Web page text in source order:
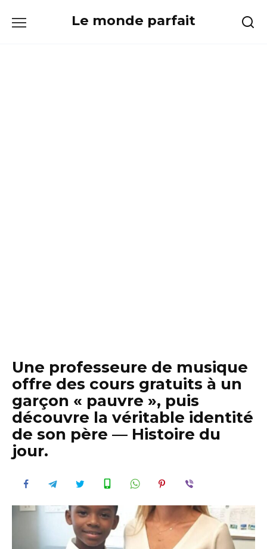
Le monde parfait
Une professeure de musique
offre des cours gratuits à un
garçon « pauvre », puis
découvre la véritable identité
de son père — Histoire du
jour.